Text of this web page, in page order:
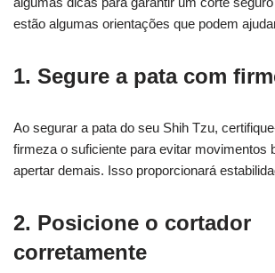
estão algumas orientações que podem
1. Segure a pata com
Ao segurar a pata do seu Shih Tzu,
firmeza o suficiente para evitar movimentos
apertar demais. Isso proporcionará
2. Posicione o cortador
corretamente